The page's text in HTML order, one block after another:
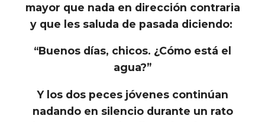
mayor que nada en dirección contraria
y que les saluda de pasada diciendo:
“Buenos días, chicos. ¿Cómo está el
agua?”
Y los dos peces jóvenes continúan
nadando en silencio durante un rato